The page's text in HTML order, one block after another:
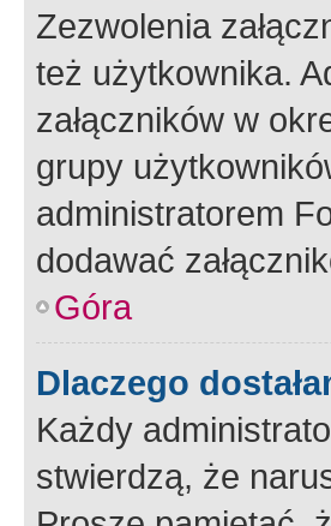
Zezwolenia
też użytkownika.
załączników w
grupy
administratorem
dodawać
Góra
Dlaczego
Każdy
stwierdzą, że